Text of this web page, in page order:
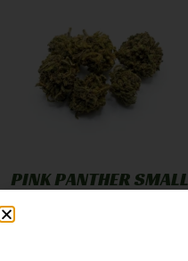
PINK PANTHER SMALL